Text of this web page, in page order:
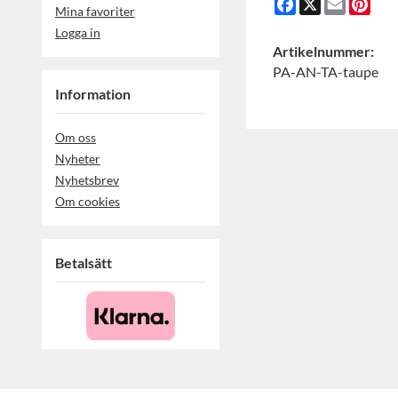
Mina favoriter
Logga in
Information
Om oss
Nyheter
Nyhetsbrev
Om cookies
Betalsätt
Artikelnummer:
PA-AN-TA-taupe